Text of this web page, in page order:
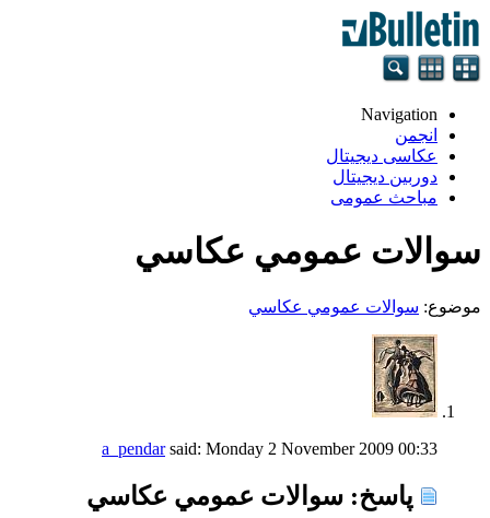
Navigation
انجمن
عکاسی دیجیتال
دوربین دیجیتال
مباحث عمومی
سوالات عمومي عكاسي
موضوع: سوالات عمومي عكاسي
a_pendarsaid: Monday 2 November 2009 00:33
پاسخ: سوالات عمومي عكاسي